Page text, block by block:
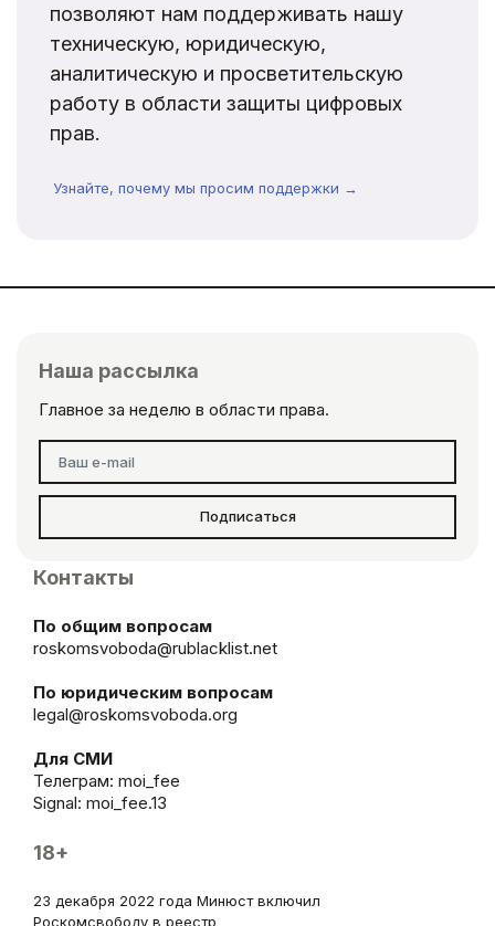
позволяют нам поддерживать нашу
техническую, юридическую,
аналитическую и просветительскую
работу в области защиты цифровых
прав.
Узнайте, почему мы просим поддержки →
Наша рассылка
Главное за неделю в области права.
Подписаться
Контакты
По общим вопросам
roskomsvoboda@rublacklist.net
По юридическим вопросам
legal@roskomsvoboda.org
Для СМИ
Телеграм: moi_fee
Signal: moi_fee.13
18+
23 декабря 2022 года Минюст включил
Роскомсвободу в реестр